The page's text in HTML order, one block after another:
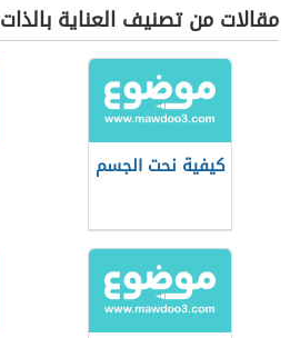
مقالات من تصنيف العناية بالذات
كيفية نحت الجسم